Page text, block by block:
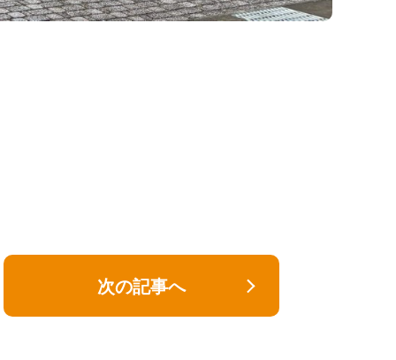
次の記事へ